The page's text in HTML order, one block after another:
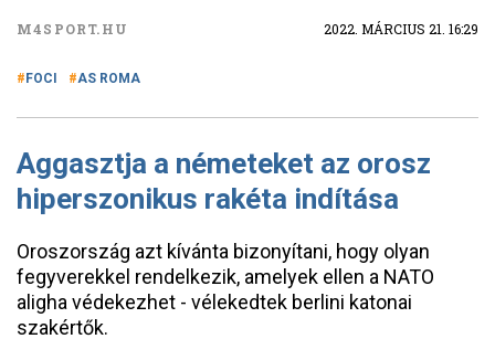
M4SPORT.HU 2022. MÁRCIUS 21. 16:29
FOCI AS ROMA
Aggasztja a németeket az orosz
hiperszonikus rakéta indítása
Oroszország azt kívánta bizonyítani, hogy olyan
fegyverekkel rendelkezik, amelyek ellen a NATO
aligha védekezhet - vélekedtek berlini katonai
szakértők.